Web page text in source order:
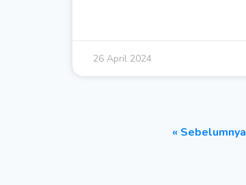
26 April 2024
« Sebelumnya